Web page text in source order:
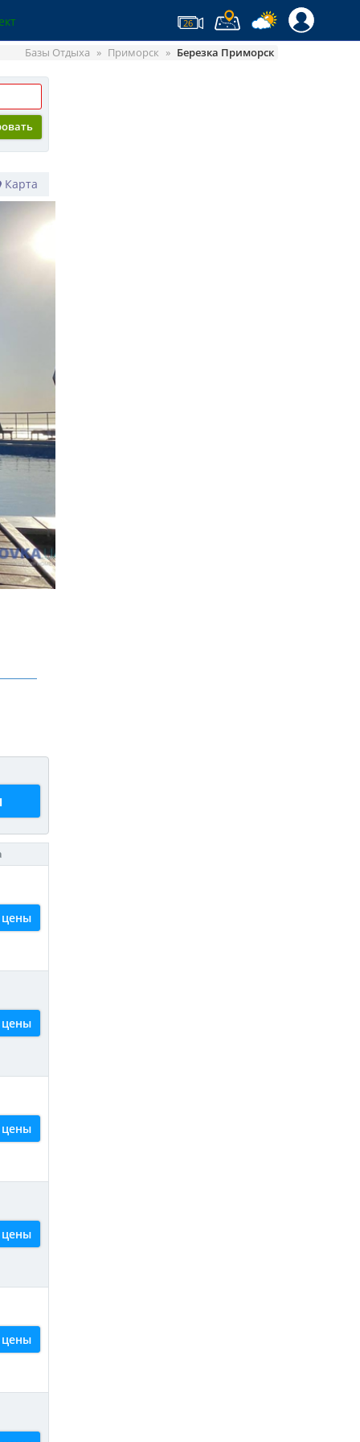
26
Базы Отдыха Приморск Березка Приморск
Карта
цены
цены
цены
цены
цены